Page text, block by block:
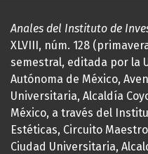
Anales del Instituto de
XLVIII, núm. 128
semestral, editada por la
Autónoma de México,
Universitaria, Alcaldía
México, a través del
Estéticas, Circuito
Ciudad Universitaria,